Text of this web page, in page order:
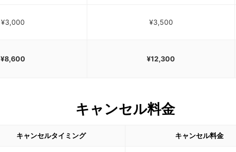
¥3,000 ¥3,500
¥8,600 ¥12,300
キャンセル料金
キャンセルタイミング キャンセル料金